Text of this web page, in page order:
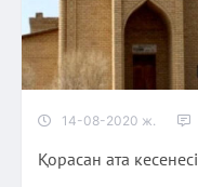
14-08-2020 ж.
Қорасан ата кесенесі